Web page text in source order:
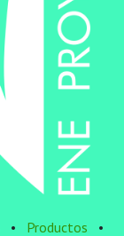
• Productos •